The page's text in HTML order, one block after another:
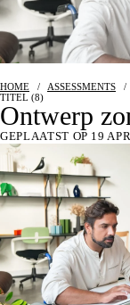
HOME / ASSESSMENTS /
TITEL (8)
Ontwerp
GEPLAATST OP 19